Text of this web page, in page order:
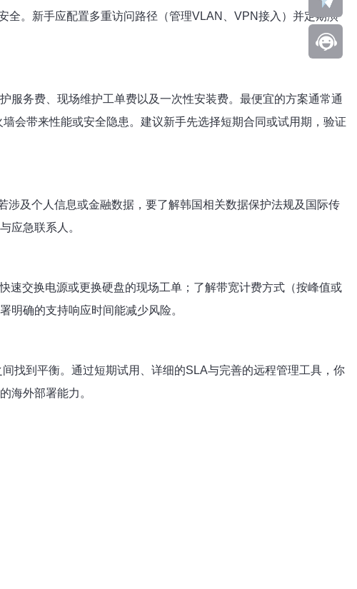
全。新手应配置多重访问路径（管理VLAN、VPN接入）并定期演
服务费、现场维护工单费以及一次性安装费。最便宜的方案通常通
会带来性能或安全隐患。建议新手先选择短期合同或试用期，验证
及个人信息或金融数据，要了解韩国相关数据保护法规及国际传
应急联系人。
速交换电源或更换硬盘的现场工单；了解带宽计费方式（按峰值或
明确的支持响应时间能减少风险。
找到平衡。通过短期试用、详细的SLA与完善的远程管理工具，你
海外部署能力。